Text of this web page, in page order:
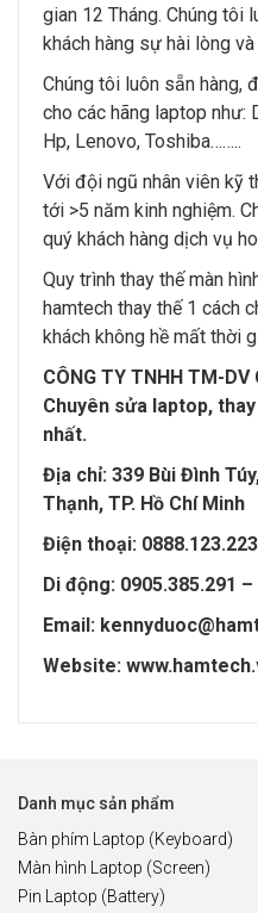
gian 12 Tháng. Chúng tôi
khách hàng sự hài lòng
Chúng tôi luôn sẵn hàng,
cho các hãng laptop như:
Hp, Lenovo, Toshiba……..
Với đội ngũ nhân viên kỹ
tới >5 năm kinh nghiệm.
quý khách hàng dịch vụ
Quy trình thay thế màn
hamtech thay thế 1 cách
khách không hề mất thời
CÔNG TY TNHH TM-DV
Chuyên sửa laptop,
nhất.
Địa chỉ: 339 Bùi Đình
Thạnh, TP. Hồ Chí Minh
Điện thoại: 0888.123.223
Di động: 0905.385.291
Email:
Website:
Danh mục sản phẩm
Bàn phím Laptop (Keyboard)
Màn hình Laptop (Screen)
Pin Laptop (Battery)